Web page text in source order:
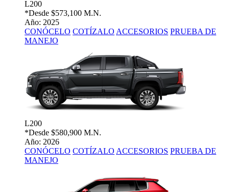
L200
*Desde $573,100 M.N.
Año: 2025
CONÓCELO COTÍZALO ACCESORIOS PRUEBA DE
MANEJO
L200
*Desde $580,900 M.N.
Año: 2026
CONÓCELO COTÍZALO ACCESORIOS PRUEBA DE
MANEJO